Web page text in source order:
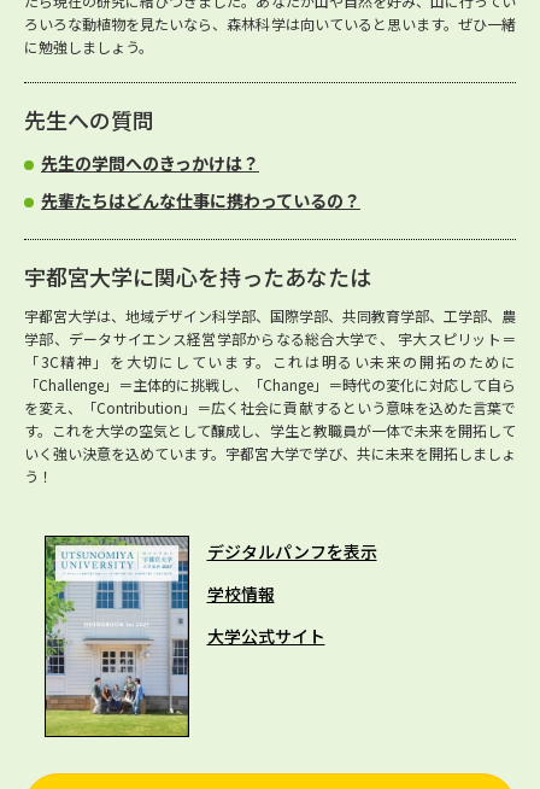
ろいろな動植物を見たいなら、森林科学は向いていると思います。ぜひ一緒
に勉強しましょう。
先生への質問
先生の学問へのきっかけは？
先輩たちはどんな仕事に携わっているの？
宇都宮大学に関心を持ったあなたは
宇都宮大学は、地域デザイン科学部、国際学部、共同教育学部、工学部、農
学部、データサイエンス経営学部からなる総合大学で、 宇大スピリット＝
「3C精神」を大切にしています。これは明るい未来の開拓のために
「Challenge」＝主体的に挑戦し、「Change」＝時代の変化に対応して自ら
を変え、「Contribution」＝広く社会に貢献するという意味を込めた言葉で
す。これを大学の空気として醸成し、学生と教職員が一体で未来を開拓して
いく強い決意を込めています。宇都宮大学で学び、共に未来を開拓しましょ
う！
デジタルパンフを表示
学校情報
大学公式サイト